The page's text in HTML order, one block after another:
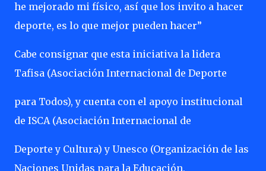
he mejorado mi físico, así que los invito a hacer
deporte, es lo que mejor pueden hacer”
Cabe consignar que esta iniciativa la lidera
Tafisa (Asociación Internacional de Deporte
para Todos), y cuenta con el apoyo institucional
de ISCA (Asociación Internacional de
Deporte y Cultura) y Unesco (Organización de las
Naciones Unidas para la Educación,